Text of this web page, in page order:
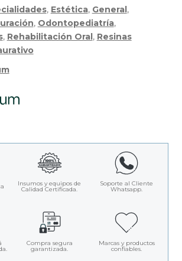
, Estética, General,
, Odontopediatría,
, Rehabilitación Oral, Resinas
Insumos y equipos de
Calidad Certificada.
Soporte al Cliente
Whatsapp.
Compra segura
garantizada.
Marcas y productos
confiables.